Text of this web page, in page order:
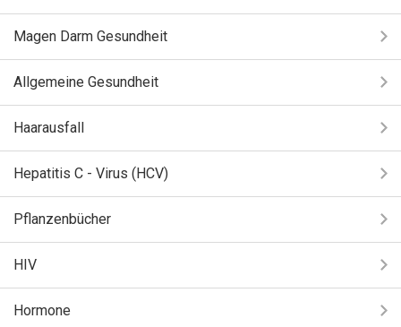
Magen Darm Gesundheit
Allgemeine Gesundheit
Haarausfall
Hepatitis C - Virus (HCV)
Pflanzenbücher
HIV
Hormone